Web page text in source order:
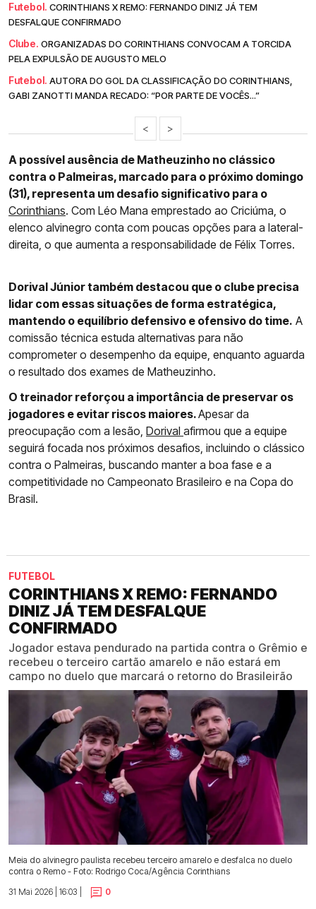
Futebol. CORINTHIANS X REMO: FERNANDO DINIZ JÁ TEM
DESFALQUE CONFIRMADO
Clube. ORGANIZADAS DO CORINTHIANS CONVOCAM A TORCIDA
PELA EXPULSÃO DE AUGUSTO MELO
Futebol. AUTORA DO GOL DA CLASSIFICAÇÃO DO CORINTHIANS,
GABI ZANOTTI MANDA RECADO: “POR PARTE DE VOCÊS...”
< >
A possível ausência de Matheuzinho no clássico
contra o Palmeiras, marcado para o próximo domingo
(31), representa um desafio significativo para o
Corinthians. Com Léo Mana emprestado ao Criciúma, o
elenco alvinegro conta com poucas opções para a lateral-
direita, o que aumenta a responsabilidade de Félix Torres.
Dorival Júnior também destacou que o clube precisa
lidar com essas situações de forma estratégica,
mantendo o equilíbrio defensivo e ofensivo do time. A
comissão técnica estuda alternativas para não
comprometer o desempenho da equipe, enquanto aguarda
o resultado dos exames de Matheuzinho.
O treinador reforçou a importância de preservar os
jogadores e evitar riscos maiores.Apesar da
preocupação com a lesão, Dorival afirmou que a equipe
seguirá focada nos próximos desafios, incluindo o clássico
contra o Palmeiras, buscando manter a boa fase e a
competitividade no Campeonato Brasileiro e na Copa do
Brasil.
FUTEBOL
CORINTHIANS X REMO: FERNANDO
DINIZ JÁ TEM DESFALQUE
CONFIRMADO
Jogador estava pendurado na partida contra o Grêmio e
recebeu o terceiro cartão amarelo e não estará em
campo no duelo que marcará o retorno do Brasileirão
Meia do alvinegro paulista recebeu terceiro amarelo e desfalca no duelo
contra o Remo - Foto: Rodrigo Coca/Agência Corinthians
31 Mai 2026 | 16:03 |
0